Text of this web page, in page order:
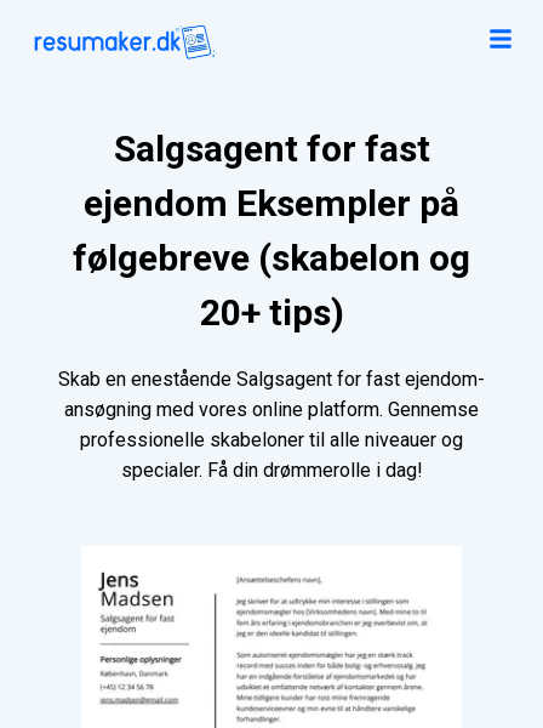
Salgsagent for fast
ejendom Eksempler på
følgebreve (skabelon og
20+ tips)
Skab en enestående Salgsagent for fast ejendom-
ansøgning med vores online platform. Gennemse
professionelle skabeloner til alle niveauer og
specialer. Få din drømmerolle i dag!